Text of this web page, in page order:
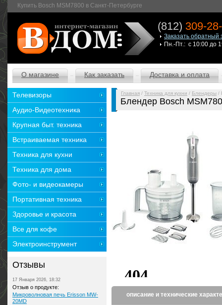
Купить Bosch MSM7800 в Санкт-Петербурге
(812) 309-
Заказать обратный
Пн.-Пт.: с 10:00 до
О магазине Как заказать Доставка и оплата
Главная / Техника для кухни / Блендеры /
Блендер Bosch
описание и технические
Телевизоры
Аудио-Видеотехника
Крупная быт. техника
Встраиваемая техника
Техника для кухни
Техника для дома
Фото- и видеокамеры
Портативная техника
Здоровье и красота
Все для кофе
Электроинструмент
Отзывы
17 Января 2026, 18:32
Отзыв о продукте:
Микроволновая печь Erisson MW-
20MD